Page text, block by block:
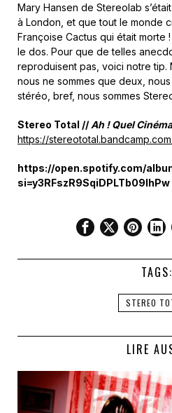
Mary Hansen de Stereolab
à London, et que tout le monde
Françoise Cactus qui était morte
le dos. Pour que de telles
reproduisent pas, voici notre tip.
nous ne sommes que deux,
stéréo, bref, nous sommes
Stereo Total // Ah ! Quel
https://
https://open.spotify.com/
si=y3RFszR9SqiDPLTb09lhPw
TAGS:
STEREO
LIRE